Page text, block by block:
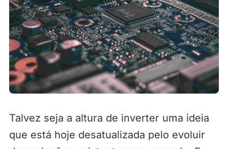
Talvez seja a altura de inverter uma ideia
que está hoje desatualizada pelo evoluir